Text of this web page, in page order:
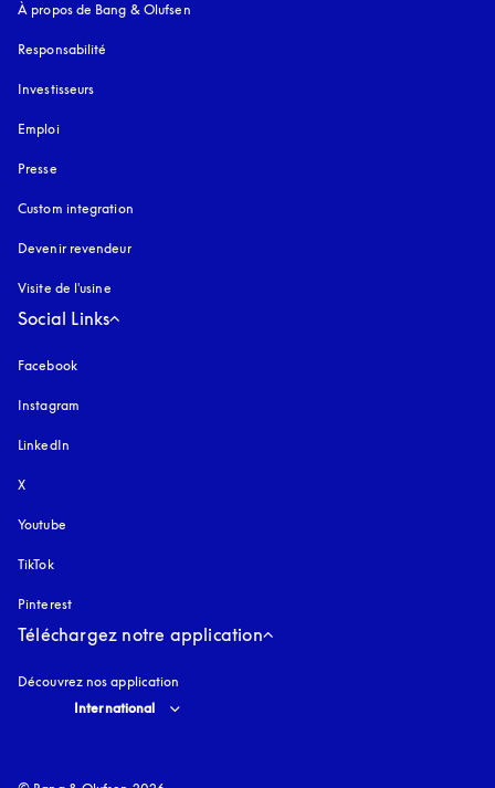
À propos de Bang & Olufsen
Responsabilité
Investisseurs
Emploi
Presse
Custom integration
Devenir revendeur
Visite de l'usine
Social Links
Facebook
Instagram
LinkedIn
X
Youtube
TikTok
Pinterest
Téléchargez notre application
Découvrez nos application
Select country and language
International